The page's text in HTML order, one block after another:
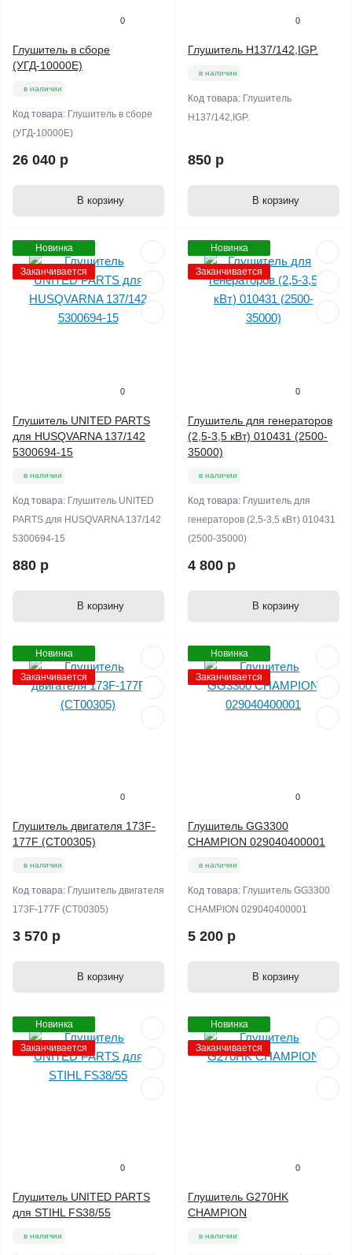
0
Глушитель в сборе
(УГД-10000Е)
в наличии
Код товара: Глушитель в сборе
(УГД-10000Е)
26 040 р
В корзину
0
Глушитель H137/142,IGP.
в наличии
Код товара: Глушитель
H137/142,IGP.
850 р
В корзину
Новинка
Заканчивается
0
Глушитель UNITED PARTS
для HUSQVARNA 137/142
5300694-15
в наличии
Код товара: Глушитель UNITED
PARTS для HUSQVARNA 137/142
5300694-15
880 р
В корзину
Новинка
Заканчивается
0
Глушитель для генераторов
(2,5-3,5 кВт) 010431 (2500-
35000)
в наличии
Код товара: Глушитель для
генераторов (2,5-3,5 кВт) 010431
(2500-35000)
4 800 р
В корзину
Новинка
Заканчивается
0
Глушитель двигателя 173F-
177F (СТ00305)
в наличии
Код товара: Глушитель двигателя
173F-177F (СТ00305)
3 570 р
В корзину
Новинка
Заканчивается
0
Глушитель GG3300
CHAMPION 029040400001
в наличии
Код товара: Глушитель GG3300
CHAMPION 029040400001
5 200 р
В корзину
Новинка
Заканчивается
0
Глушитель UNITED PARTS
для STIHL FS38/55
в наличии
Новинка
Заканчивается
0
Глушитель G270HK
CHAMPION
в наличии